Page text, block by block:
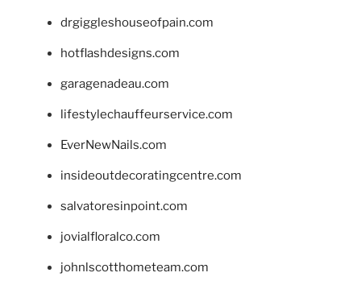
drgiggleshouseofpain.com
hotflashdesigns.com
garagenadeau.com
lifestylechauffeurservice.com
EverNewNails.com
insideoutdecoratingcentre.com
salvatoresinpoint.com
jovialfloralco.com
johnlscotthometeam.com